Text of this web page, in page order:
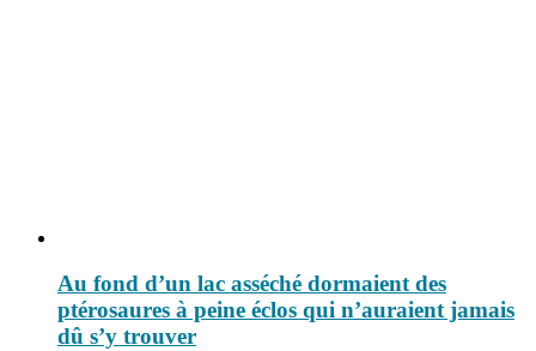
Au fond d’un lac asséché dormaient des
ptérosaures à peine éclos qui n’auraient jamais
dû s’y trouver